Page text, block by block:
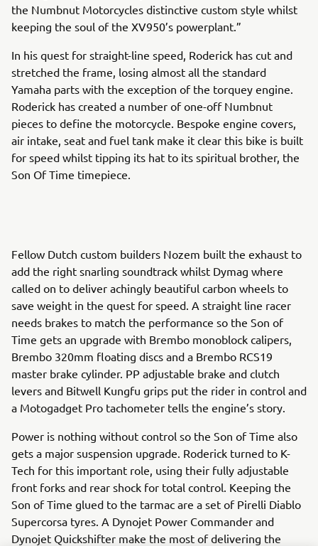
the Numbnut Motorcycles distinctive custom style whilst
keeping the soul of the XV950’s powerplant.”
In his quest for straight-line speed, Roderick has cut and
stretched the frame, losing almost all the standard
Yamaha parts with the exception of the torquey engine.
Roderick has created a number of one-off Numbnut
pieces to define the motorcycle. Bespoke engine covers,
air intake, seat and fuel tank make it clear this bike is built
for speed whilst tipping its hat to its spiritual brother, the
Son Of Time timepiece.
Fellow Dutch custom builders Nozem built the exhaust to
add the right snarling soundtrack whilst Dymag where
called on to deliver achingly beautiful carbon wheels to
save weight in the quest for speed. A straight line racer
needs brakes to match the performance so the Son of
Time gets an upgrade with Brembo monoblock calipers,
Brembo 320mm floating discs and a Brembo RCS19
master brake cylinder. PP adjustable brake and clutch
levers and Bitwell Kungfu grips put the rider in control and
a Motogadget Pro tachometer tells the engine’s story.
Power is nothing without control so the Son of Time also
gets a major suspension upgrade. Roderick turned to K-
Tech for this important role, using their fully adjustable
front forks and rear shock for total control. Keeping the
Son of Time glued to the tarmac are a set of Pirelli Diablo
Supercorsa tyres. A Dynojet Power Commander and
Dynojet Quickshifter make the most of delivering the